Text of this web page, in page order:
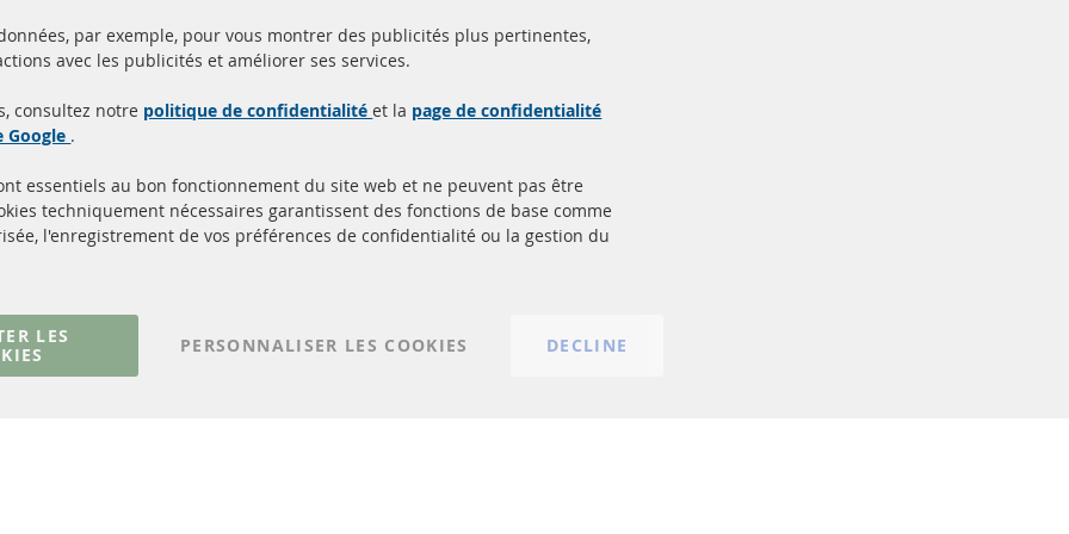
en 24 heures
en stock
Toutes les pièces sont certifiées
homologuées avec la marque
d'homologation e
Links
Filtres à particules diesel (FPD)
Matériel de montage
Service Clients
à propos de nous
Résilier le contrat
par exemple, pour vous montrer des publicités plus pertinentes,
avec les publicités et améliorer ses services.
consultez notre politique de confidentialitéet la page de confidentialité
Google .
essentiels au bon fonctionnement du site web et ne peuvent pas être
techniquement nécessaires garantissent des fonctions de base comme
l'enregistrement de vos préférences de confidentialité ou la gestion du
LES
PERSONNALISER LES COOKIES DECLINE